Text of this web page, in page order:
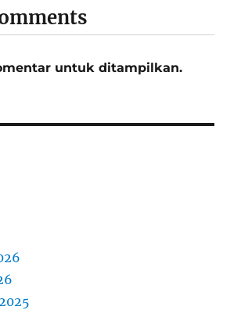
untuk ditampilkan.